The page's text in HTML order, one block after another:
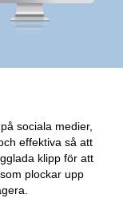
sociala medier,
effektiva så att
klipp för att
plockar upp